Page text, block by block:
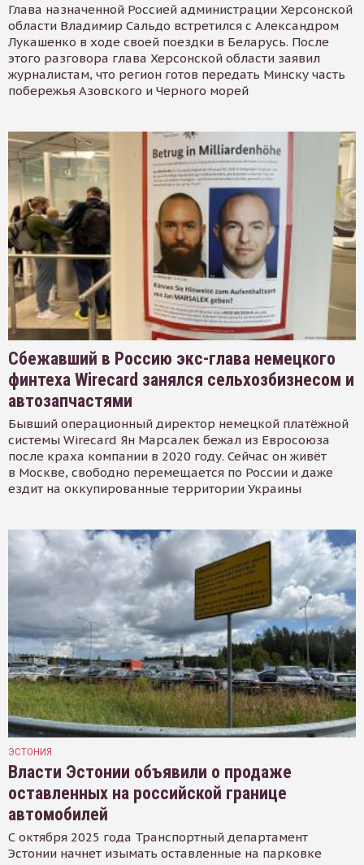
Глава назначенной Россией администрации Херсонской
области Владимир Сальдо встретился с Александром
Лукашенко в ходе своей поездки в Беларусь. После
этого разговора глава Херсонской области заявил
журналистам, что регион готов передать Минску часть
побережья Азовского и Черного морей
Сбежавший в Россию экс-глава немецкого
финтеха Wirecard занялся сельхозбизнесом и
автозапчастями
Бывший операционный директор немецкой платёжной
системы Wirecard Ян Марсалек бежал из Евросоюза
после краха компании в 2020 году. Сейчас он живёт
в Москве, свободно перемещается по России и даже
ездит на оккупированные территории Украины
ЭСТОНИЯ
Власти Эстонии объявили о продаже
оставленных на российской границе
автомобилей
С октября 2025 года Транспортный департамент
Эстонии начнет изымать оставленные на парковке